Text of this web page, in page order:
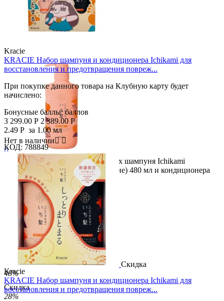
Скидка
28%
Kracie
KRACIE Набор шампуня и кондиционера Ichikami для
восстановления и предотвращения повреж...
При покупке данного товара на Клубную карту будет
начислено:
Бонусные баллы: баллов
3 299.00 Р 2 389.00 Р
2.49 Р за 1.00 мл
Нет в наличии 

Описание продукта Набор из двух шампуня Ichikami
(интенсивное двойное увлажнение) 480 мл и кондиционера
480 г...
КОД: 788849
Скидка
48%
Kracie
KRACIE Набор шампуня и кондиционера Ichikami для
восстановления и предотвращения повреж...